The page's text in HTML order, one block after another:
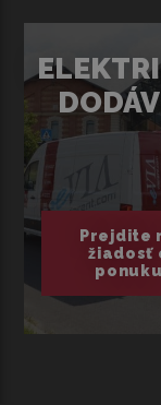
Prejdite
žiadosť
ponuku